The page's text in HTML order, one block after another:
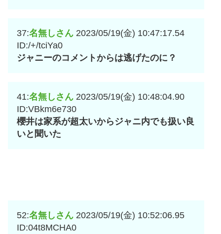
37:名無しさん 2023/05/19(金) 10:47:17.54
ID:/+/tciYa0
ジャニーのコメントからは逃げたのに？
41:名無しさん 2023/05/19(金) 10:48:04.90
ID:VBkm6e730
櫻井は家系が超太いからジャニ内でも扱い良
いと聞いた
52:名無しさん 2023/05/19(金) 10:52:06.95
ID:04t8MCHA0